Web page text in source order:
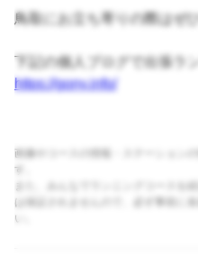
鳥取にお立ち寄りの際はぜ
下記の個人ブログで出張ラ
https://gony.info/
画像やコースの情報・ステーション
す。
また、みんなでランニングコースを
は保証されませんので、必ず事前に
い。